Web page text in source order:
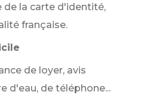
de la carte d'identité,
française.
de loyer, avis
d'eau, de téléphone...